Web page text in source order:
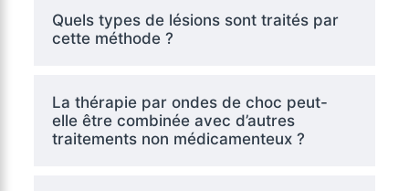
Quels types de lésions sont traités par
cette méthode ?
La thérapie par ondes de choc peut-
elle être combinée avec d’autres
traitements non médicamenteux ?